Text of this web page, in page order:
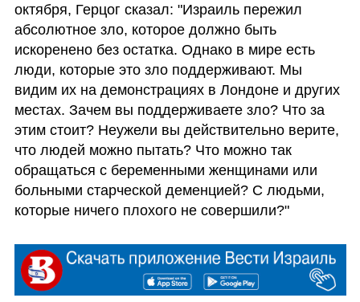
октября, Герцог сказал: "Израиль пережил
абсолютное зло, которое должно быть
искоренено без остатка. Однако в мире есть
люди, которые это зло поддерживают. Мы
видим их на демонстрациях в Лондоне и других
местах. Зачем вы поддерживаете зло? Что за
этим стоит? Неужели вы действительно верите,
что людей можно пытать? Что можно так
обращаться с беременными женщинами или
больными старческой деменцией? С людьми,
которые ничего плохого не совершили?"